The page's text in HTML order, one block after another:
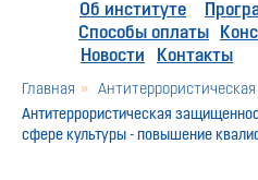
Об институте
Способы оплаты
Новости
Контакты
Главная »
Антитеррористическая
сфере культуры - повышение